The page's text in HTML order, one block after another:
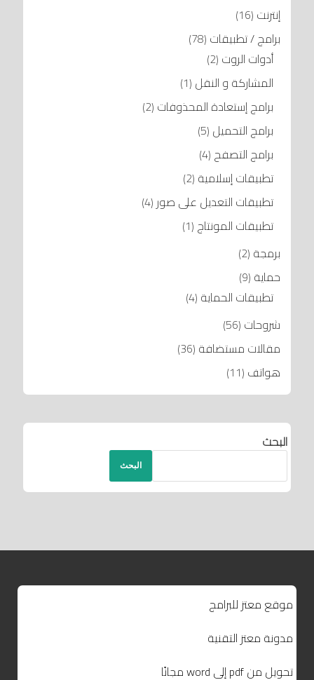
إنترنت (16)
برامج / تطبيقات (78)
أدوات الروت (2)
المشاركة و النقل (1)
برامج إستعادة المحذوفات (2)
برامج التحميل (5)
برامج التصفح (4)
تطبيقات إسلامية (2)
تطبيقات التعديل على صور (4)
تطبيقات المونتاج (1)
برمجة (2)
حماية (9)
تطبيقات الحماية (4)
شروحات (56)
مقالات مستضافة (36)
هواتف (11)
البحث
البحث
موقع معتز للبرامج
مدونة معتز التقنية
تحويل من pdf إلى word مجانًا